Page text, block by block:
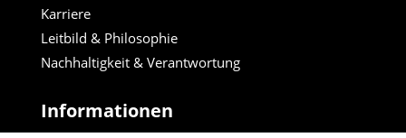
Karriere
Leitbild & Philosophie
Nachhaltigkeit & Verantwortung
Informationen